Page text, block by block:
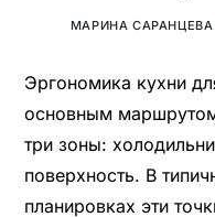
МАРИНА САРАНЦЕВА
Эргономика кухни
основным
три зоны:
поверхность. В
планировках эти